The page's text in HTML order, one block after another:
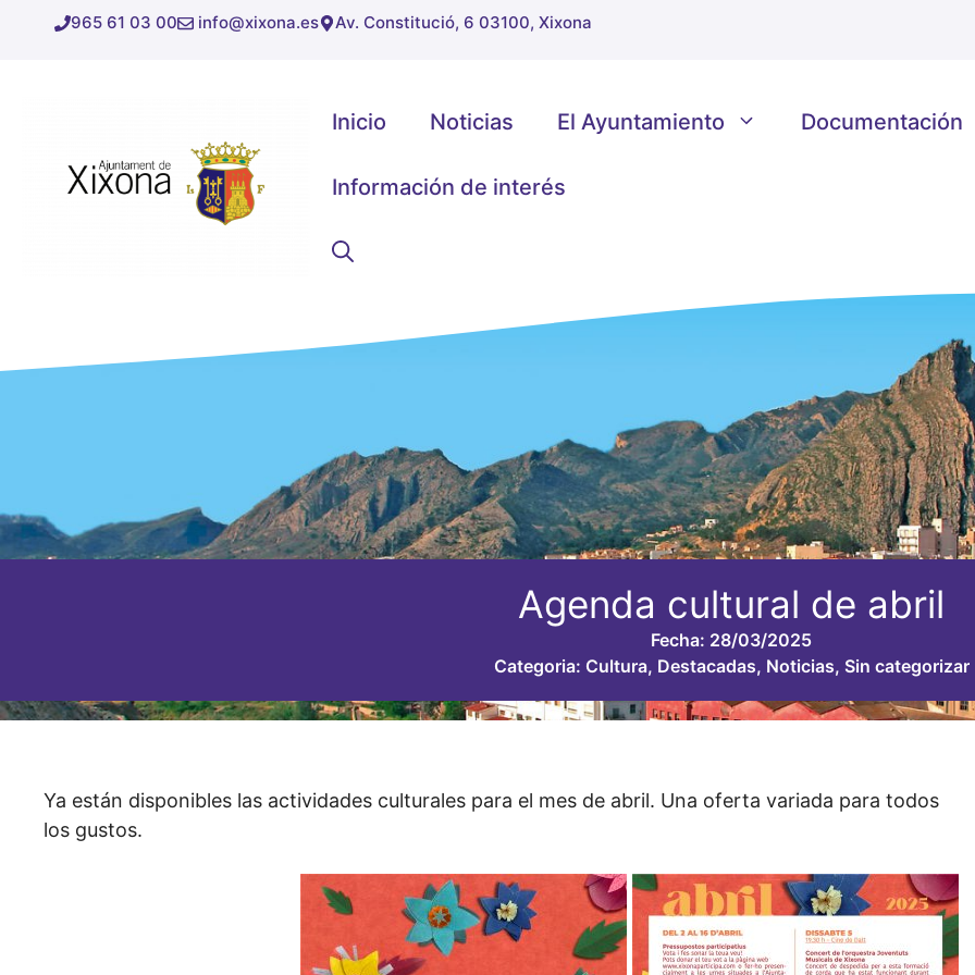
965 61 03 00 info@xixona.es Av. Constitució, 6 03100, Xixona
Inicio Noticias El Ayuntamiento Documentación
Información de interés
Agenda cultural de abril
Fecha: 28/03/2025
Categoria: Cultura, Destacadas, Noticias, Sin categorizar
Ya están disponibles las actividades culturales para el mes de abril. Una oferta variada para todos
los gustos.